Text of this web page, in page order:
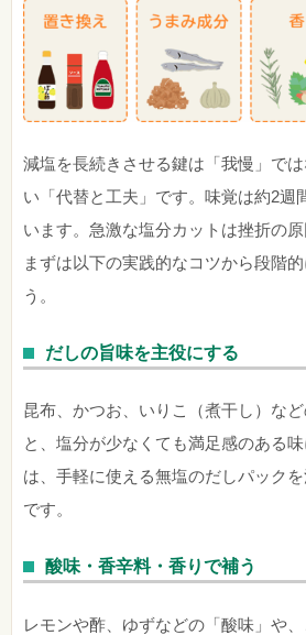
減塩を長続きさせる鍵は「我慢」で
い「代替と工夫」です。味覚は約2週
います。急激な塩分カットは挫折の原
まずは以下の実践的なコツから段階
う。
だしの旨味を主役にする
昆布、かつお、いりこ（煮干し）な
と、塩分が少なくても満足感のある
は、手軽に使える無塩のだしパック
です。
酸味・香辛料・香りで補う
レモンや酢、ゆずなどの「酸味」や